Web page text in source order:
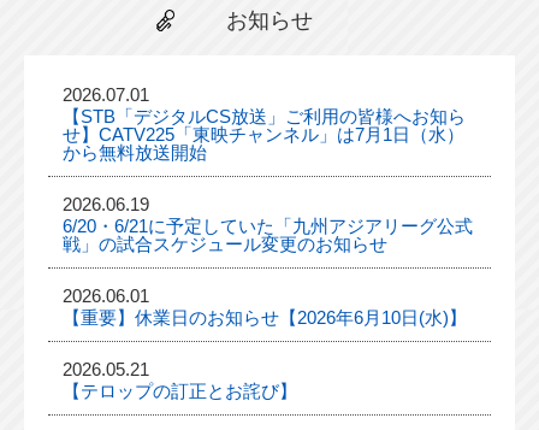
お知らせ
2026.07.01
【STB「デジタルCS放送」ご利用の皆様へお知ら
せ】CATV225「東映チャンネル」は7月1日（水）
から無料放送開始
2026.06.19
6/20・6/21に予定していた「九州アジアリーグ公式
戦」の試合スケジュール変更のお知らせ
2026.06.01
【重要】休業日のお知らせ【2026年6月10日(水)】
2026.05.21
【テロップの訂正とお詫び】